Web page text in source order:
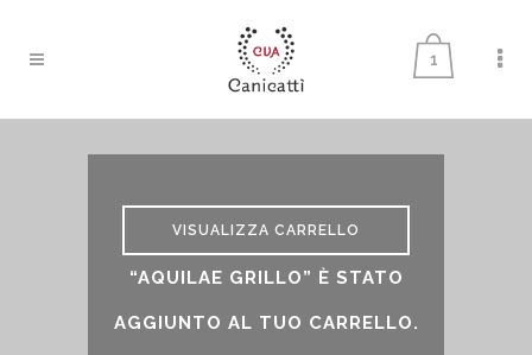
1
VISUALIZZA CARRELLO
“AQUILAE GRILLO” È STATO
AGGIUNTO AL TUO CARRELLO.